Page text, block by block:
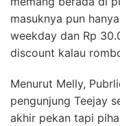
masuknya pun
weekday dan Rp
discount kalau
Menurut Melly,
pengunjung Teejay
akhir pekan tapi